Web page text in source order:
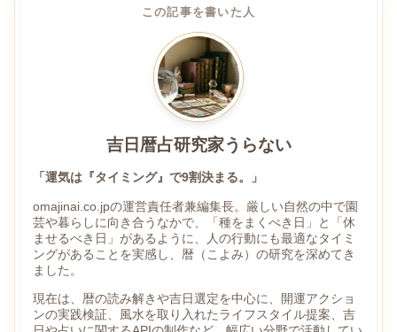
この記事を書いた人
吉日暦占研究家うらない
「運気は『タイミング』で9割決まる。」
omajinai.co.jpの運営責任者兼編集長。厳しい自然の中で園
芸や暮らしに向き合うなかで、「種をまくべき日」と「休
ませるべき日」があるように、人の行動にも最適なタイミ
ングがあることを実感し、暦（こよみ）の研究を深めてき
ました。
現在は、暦の読み解きや吉日選定を中心に、開運アクショ
ンの実践検証、風水を取り入れたライフスタイル提案、吉